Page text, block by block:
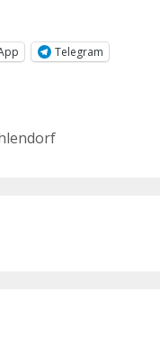
Telegram